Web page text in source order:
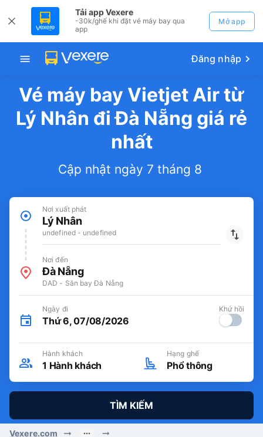
Tải app Vexere
-30k/ghế khi đặt vé máy bay qua
app
Mở app
Đăng nhập
Vé máy bay Vietjet Air từ
Lý Nhân đi Đà Nẵng giá rẻ
nhất
Cập nhật ngày 7 tháng 8
Nơi xuất phát
Lý Nhân
undefined - undefined
Nơi đến
Đà Nẵng
DAD - Sân bay Đà Nẵng
Ngày đi
Thứ 6, 07/08/2026
Khứ hồi
Hành khách
1 Hành khách
Hạng ghế
Phổ thông
TÌM KIẾM
Vexere.com